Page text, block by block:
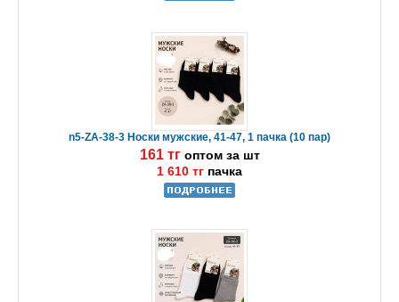
n5-ZA-38-3 Носки мужские, 41-47, 1 пачка (10 пар)
161 тг оптом за шт
1 610 тг пачка